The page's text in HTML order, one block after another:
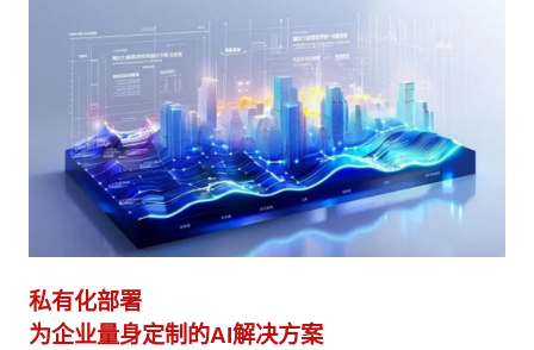
私有化部署
为企业量身定制的AI解决方案